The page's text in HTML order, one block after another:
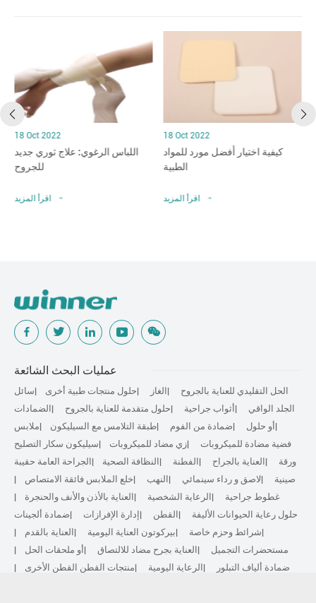
18 Oct 2022
اللباس الرغوي: علاج ثوري جديد
للجروح
اقرأ المزيد
18 Oct 2022
كيفية اختيار أفضل مورد للمواد
الطبية
اقرأ المزيد
عمليات البحث الشائعة
الحل التقليدي للعناية بالجروح الغاز حلول منتجات طبية أخرى
سائل
الجلد الواقي
أثواب جراحية حلول متقدمة للعناية بالجروح
الضمادات
أو حلول
ضمادة من الفوم طبقة التلامس مع السيليكون
ملابس
فضية مضادة للميكروبات
زي مضاد للميكروبات
سيليكون سكار التصليح
ورقة
العناية بالجراح الفطنة النظافة الصحية
الجراحة العامة حقيبة
صينية
لاصق و رداء سينمائي النهب
خلع الملابس فائقة الامتصاص
غطوط جراحية
الرعاية الشخصية
العناية بالأذن والأنف والحنجرة
حلول رعاية الحيوانات الأليفة
القطن إدارة الإفرازات
ضمادة ألجينات
شرائط وحزم خاصة
بيركوتون العناية اليومية
العناية بالقدم
مستحضرات التجميل
العناية بجرح مضاد للالتصاق
أو ملحقات الحل
ضمادة ألياف التبلور
الرعاية اليومية
منتجات القطن القطن الأخرى